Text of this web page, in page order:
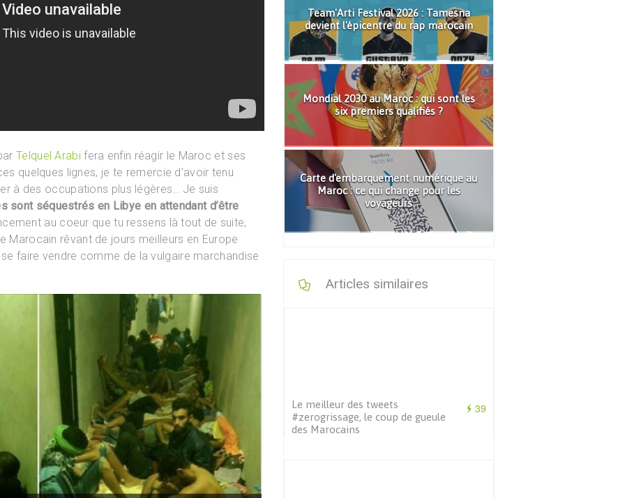
Telquel Arabifera enfin réagir le Maroc et ses
quelques lignes, je te remercie d’avoir tenu
à des occupations plus légères… Je suis
sont séquestrés en Libye en attendant d’être
au coeur que tu ressens là tout de suite,
Marocain rêvant de jours meilleurs en Europe
faire vendre comme de la vulgaire marchandise
Team'Arti Festival 2026 : Tamesna
devient l'épicentre du rap marocain
Mondial 2030 au Maroc : qui sont les
six premiers qualifiés ?
Carte d'embarquement numérique au
Maroc : ce qui change pour les
voyageurs
Articles similaires
39
Le meilleur des tweets
#zerogrissage, le coup de gueule
des Marocains